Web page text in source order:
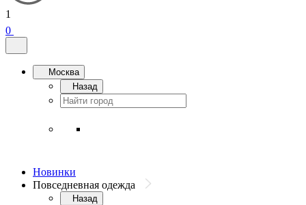
1
0
Москва
Назад
Новинки
Повседневная одежда
Назад